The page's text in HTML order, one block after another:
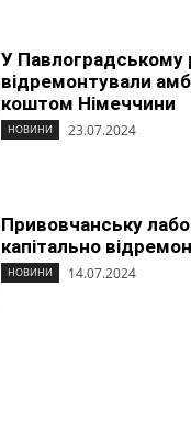
У Павлоградському
відремонтували
коштом Німеччини
НОВИНИ 23.07.2024
Привовчанську
капітально
НОВИНИ 14.07.2024